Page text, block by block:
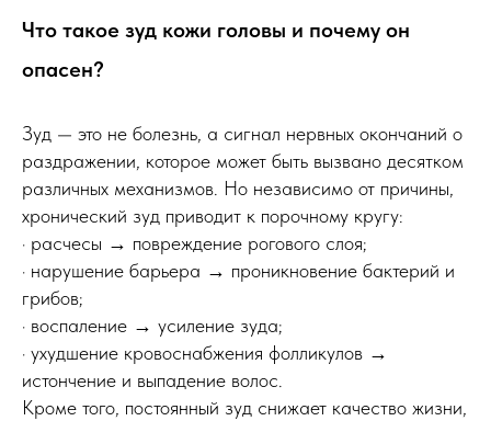
Что такое зуд кожи головы и почему он
опасен?
Зуд — это не болезнь, а сигнал нервных окончаний о
раздражении, которое может быть вызвано десятком
различных механизмов. Но независимо от причины,
хронический зуд приводит к порочному кругу:
· расчесы → повреждение рогового слоя;
· нарушение барьера → проникновение бактерий и
грибов;
· воспаление → усиление зуда;
· ухудшение кровоснабжения фолликулов →
истончение и выпадение волос.
Кроме того, постоянный зуд снижает качество жизни,